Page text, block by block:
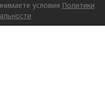
условия Политики